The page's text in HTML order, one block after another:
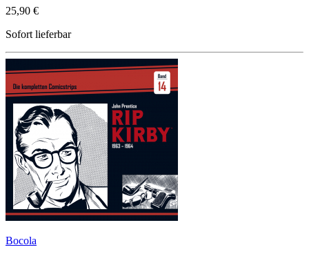
25,90 €
Sofort lieferbar
Bocola